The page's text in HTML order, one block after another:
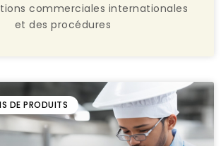
commerciales internationales
et des procédures
DE PRODUITS